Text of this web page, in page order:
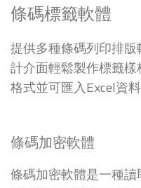
條碼標籤軟體
提供多種條碼列印排
計介面輕鬆製作標籤
格式並可匯入Excel資料
條碼加密軟體
條碼加密軟體是一種